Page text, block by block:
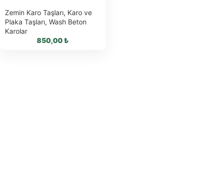
Zemin Karo Taşları, Karo ve
Plaka Taşları, Wash Beton
Karolar
850,00₺